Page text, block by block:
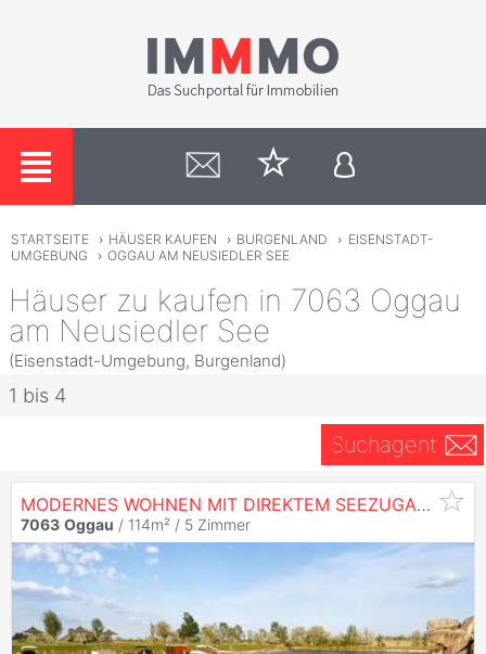
STARTSEITE › HÄUSER KAUFEN › BURGENLAND › EISENSTADT-
UMGEBUNG
› OGGAU AM NEUSIEDLER SEE
Häuser zu kaufen in 7063 Oggau
am Neusiedler See
(Eisenstadt-Umgebung, Burgenland)
1 bis 4
Suchagent
MODERNES WOHNEN MIT DIREKTEM SEEZUGANG - EIGENGRUND
7063 Oggau / 114m² / 5 Zimmer